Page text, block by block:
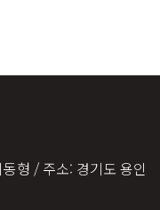
형 / 주소: 경기도 용인